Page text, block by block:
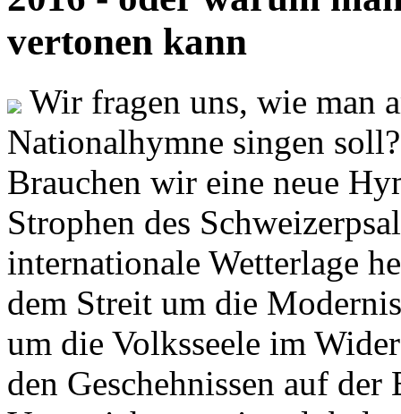
vertonen kann
Wir fragen uns, wie man
Nationalhymne singen
Brauchen wir eine neue
Strophen des
internationale Wetterlage
dem Streit um die
um die Volksseele im
den Geschehnissen auf